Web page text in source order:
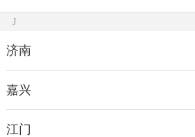
J
济南
嘉兴
江门